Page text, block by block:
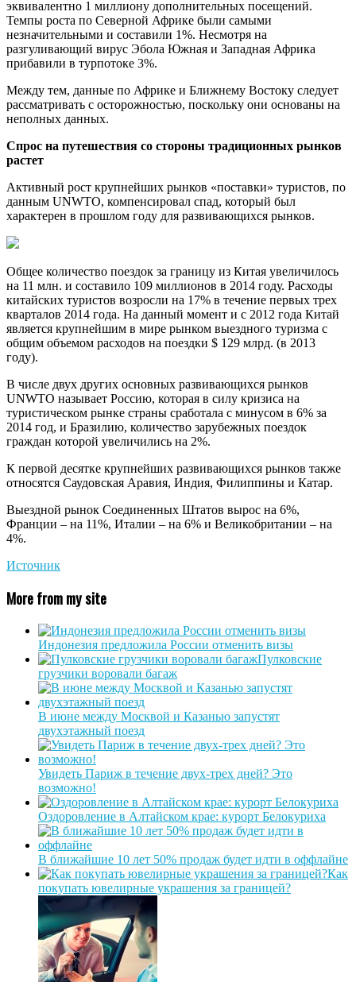
эквивалентно 1 миллиону дополнительных посещений.
Темпы роста по Северной Африке были самыми
незначительными и составили 1%. Несмотря на
разгуливающий вирус Эбола Южная и Западная Африка
прибавили в турпотоке 3%.
Между тем, данные по Африке и Ближнему Востоку следует
рассматривать с осторожностью, поскольку они основаны на
неполных данных.
Спрос на путешествия со стороны традиционных рынков
растет
Активный рост крупнейших рынков «поставки» туристов, по
данным UNWTO, компенсировал спад, который был
характерен в прошлом году для развивающихся рынков.
Общее количество поездок за границу из Китая увеличилось
на 11 млн. и составило 109 миллионов в 2014 году. Расходы
китайских туристов возросли на 17% в течение первых трех
кварталов 2014 года. На данный момент и с 2012 года Китай
является крупнейшим в мире рынком выездного туризма с
общим объемом расходов на поездки $ 129 млрд. (в 2013
году).
В числе двух других основных развивающихся рынков
UNWTO называет Россию, которая в силу кризиса на
туристическом рынке страны сработала с минусом в 6% за
2014 год, и Бразилию, количество зарубежных поездок
граждан которой увеличились на 2%.
К первой десятке крупнейших развивающихся рынков также
относятся Саудовская Аравия, Индия, Филиппины и Катар.
Выездной рынок Соединенных Штатов вырос на 6%,
Франции – на 11%, Италии – на 6% и Великобритании – на
4%.
Источник
More from my site
Индонезия предложила России отменить визы
Пулковские
грузчики воровали багаж
В июне между Москвой и Казанью запустят
двухэтажный поезд
Увидеть Париж в течение двух-трех дней? Это
возможно!
Оздоровление в Алтайском крае: курорт Белокуриха
В ближайшие 10 лет 50% продаж будет идти в оффлайне
Как
покупать ювелирные украшения за границей?